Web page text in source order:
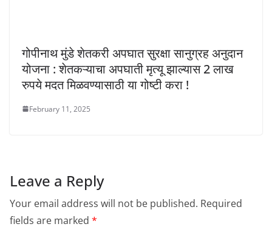
गोपीनाथ मुंडे शेतकरी अपघात सुरक्षा सानुग्रह अनुदान
योजना : शेतकऱ्याचा अपघाती मृत्यू झाल्यास 2 लाख
रुपये मदत मिळवण्यासाठी या गोष्टी करा !
February 11, 2025
Leave a Reply
Your email address will not be published. Required
fields are marked *